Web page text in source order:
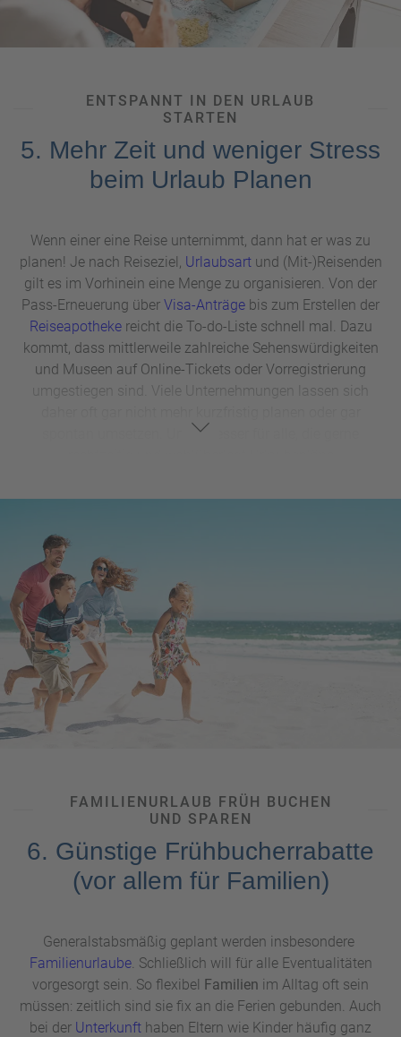
ist, aus einer Hand: von denschönsten Unterkünften am
Traumreisezielüber die perfekten Anreisemöglichkeiten
unsere Experten alias Ihre Wunscherfüller!
ENTSPANNT IN DEN URLAUB
STARTEN
5. Mehr Zeit und weniger Stress
beim Urlaub Planen
Wenn einer eine Reise unternimmt, dann hat er was zu
planen! Je nach Reiseziel, Urlaubsartund (Mit-)Reisenden
gilt es im Vorhinein eine Menge zu organisieren. Von der
Pass-Erneuerung über Visa-Anträge bis zum Erstellen der
Reiseapothekereicht die To-do-Liste schnell mal. Dazu
kommt, dass mittlerweile zahlreiche Sehenswürdigkeiten
und Museen auf Online-Tickets oder Vorregistrierung
umgestiegen sind. Viele Unternehmungen lassen sich
spontan umsetzen. Umso besser für alle, die gerne
stehen, können Sie sich gemeinsam mit uns dem
Zeitdruck abhaken. Durchschnaufen schon vor dem
Urlaub – Stress und Hektik hatten wir alle in der letzten Zeit
ohnehin genug...
FAMILIENURLAUB FRÜH BUCHEN
UND SPAREN
6. Günstige Frühbucherrabatte
(vor allem für Familien)
Generalstabsmäßig geplant werden insbesondere
Familienurlaube. Schließlich will für alle Eventualitäten
vorgesorgt sein. So flexibel Familien im Alltag oft sein
müssen: zeitlich sind sie fix an die Ferien gebunden. Auch
bei der Unterkunft haben Eltern wie Kinder häufig ganz